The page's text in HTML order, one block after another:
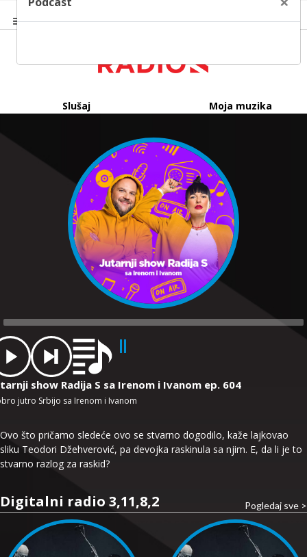
Slušaj Moja muzika
show Radija S sa Irenom i Ivanom ep. 604
jutro Srbijo sa Irenom i Ivanom
Ovo što pričamo sledeće ovo se stvarno dogodilo, kaže lajkovao
sliku Teodori Džehverović, pa devojka raskinula sa njim. E, da li je to
stvarno razlog za raskid?
Digitalni radio 3,11,8,2 Pogledaj sve >